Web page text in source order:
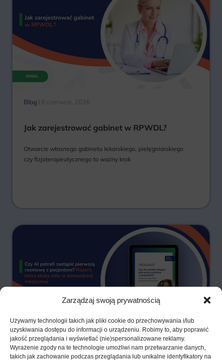
Zarządzaj swoją prywatnością
Używamy technologii takich jak pliki cookie do przechowywania i/lub
uzyskiwania dostępu do informacji o urządzeniu. Robimy to, aby poprawić
jakość przeglądania i wyświetlać (nie)spersonalizowane reklamy.
Wyrażenie zgody na te technologie umożliwi nam przetwarzanie danych,
takich jak zachowanie podczas przeglądania lub unikalne identyfikatory na
Blog 18 czerwca, 2026
Jak zarejestrować gabinet w RPWDL?
Otwarcie własnego gabinetu lekarskiego, pielęgniarskiego
czy fizjoterapeutycznego to ważny krok
Blog11 czerwca, 2026